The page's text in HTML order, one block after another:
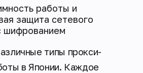
работы и
защита сетевого
шифрованием
типы прокси-
в Японии. Каждое